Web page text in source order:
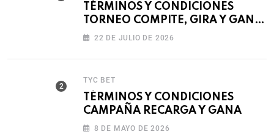
TÉRMINOS Y CONDICIONES
TORNEO COMPITE, GIRA Y GANA
🎰 22 DE JULIO DE 2026
TYC BET
TÉRMINOS Y CONDICIONES
CAMPAÑA RECARGA Y GANA
8 DE MAYO DE 2026